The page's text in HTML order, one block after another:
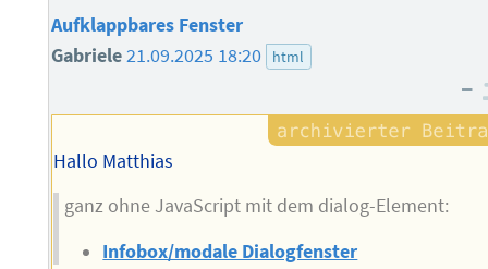
Aufklappbares Fenster
Gabriele21.09.2025 18:20 html
–
Hallo Matthias
ganz ohne JavaScript mit dem dialog-Element:
Infobox/modale Dialogfenster